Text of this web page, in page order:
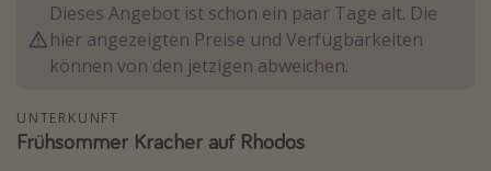
Kefalonia Urlaub
Krabi Urlaub
Sri Lanka Rundreise
Dieses Angebot ist schon ein paar Tage alt. Die
hier angezeigten Preise und Verfügbarkeiten
können von den jetzigen abweichen.
UNTERKUNFT
Frühsommer Kracher auf Rhodos